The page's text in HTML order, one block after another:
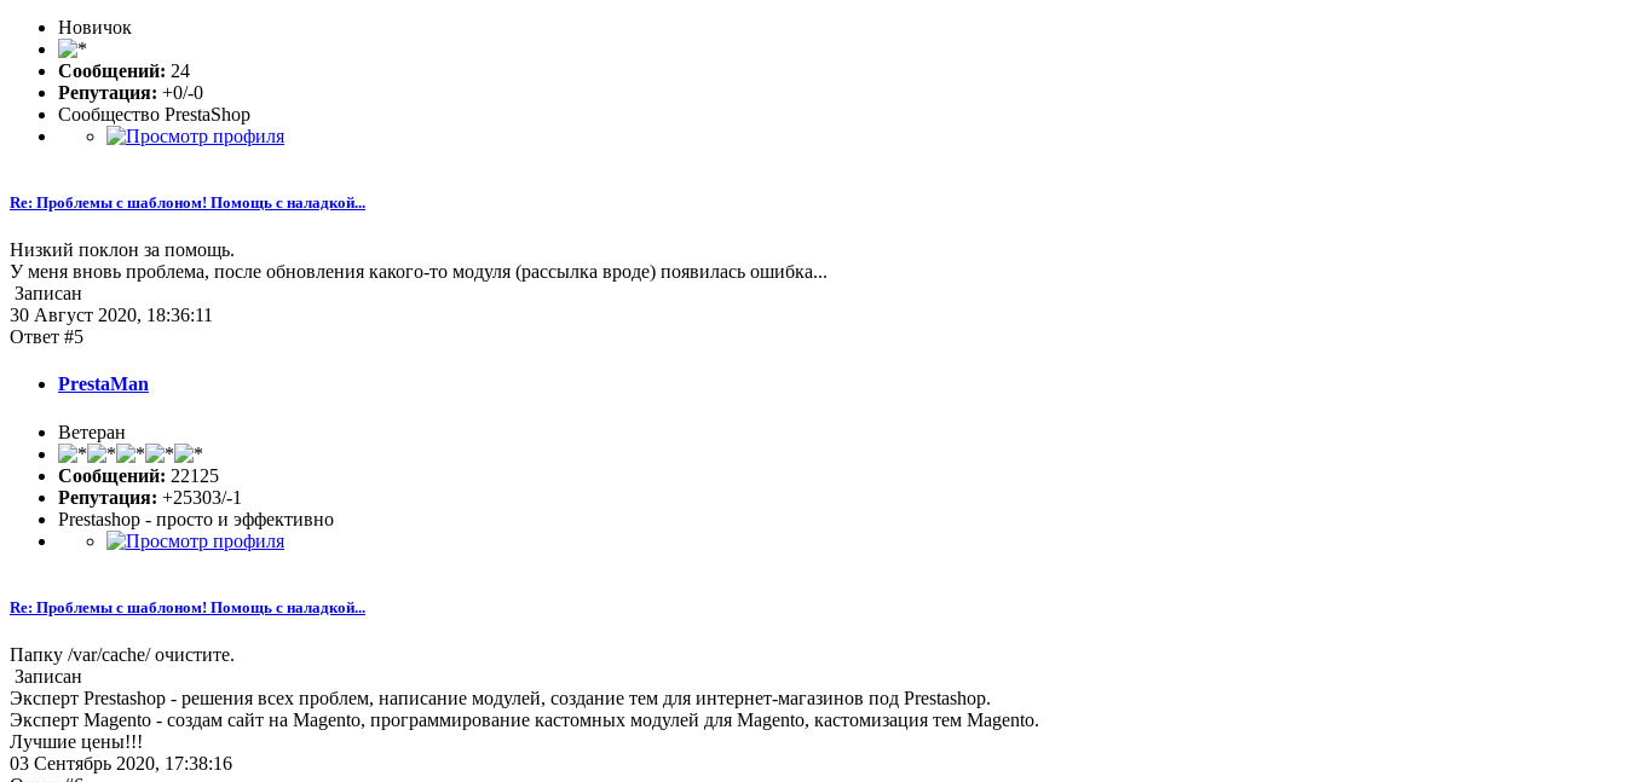
Новичок
Сообщений: 24
Репутация: +0/-0
Сообщество PrestaShop
Re: Проблемы с шаблоном! Помощь с наладкой...
Низкий поклон за помощь.
У меня вновь проблема, после обновления какого-то модуля (рассылка вроде) появилась ошибка...
Записан
30 Август 2020, 18:36:11
Ответ #5
PrestaMan
Ветеран
Сообщений: 22125
Репутация: +25303/-1
Prestashop - просто и эффективно
Re: Проблемы с шаблоном! Помощь с наладкой...
Папку /var/cache/ очистите.
Записан
Эксперт Prestashop - решения всех проблем, написание модулей, создание тем для интернет-магазинов под Prestashop.
Эксперт Magento - создам сайт на Magento, программирование кастомных модулей для Magento, кастомизация тем Magento.
Лучшие цены!!!
03 Сентябрь 2020, 17:38:16